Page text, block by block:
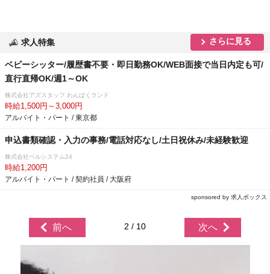
求人特集 さらに見る
ベビーシッター/履歴書不要・即日勤務OK/WEB面接で当日内定も可/
直行直帰OK/週1～OK
株式会社アズスタッフ わんぱくランド
時給1,500円～3,000円
アルバイト・パート / 東京都
申込書類確認・入力の事務/電話対応なし/土日祝休み/未経験歓迎
株式会社ベルシステム24
時給1,200円
アルバイト・パート / 契約社員 / 大阪府
sponsored by 求人ボックス
前へ 2 / 10 次へ